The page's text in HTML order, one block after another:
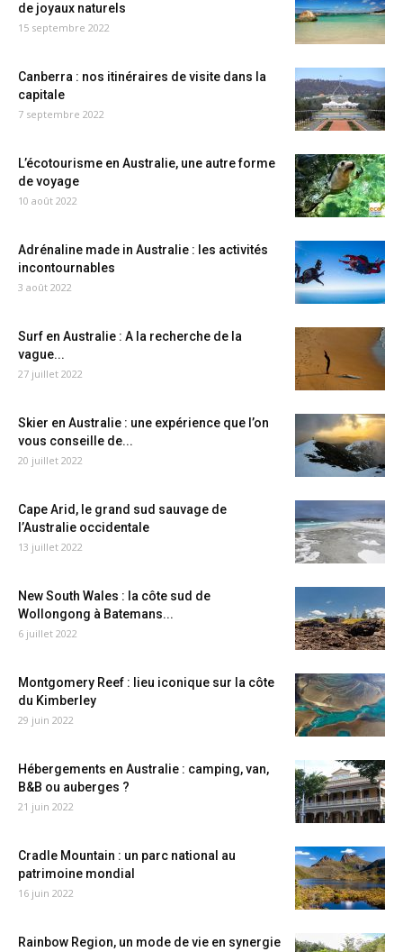
de joyaux naturels
15 septembre 2022
Canberra : nos itinéraires de visite dans la
capitale
7 septembre 2022
L’écotourisme en Australie, une autre forme
de voyage
10 août 2022
Adrénaline made in Australie : les activités
incontournables
3 août 2022
Surf en Australie : A la recherche de la
vague...
27 juillet 2022
Skier en Australie : une expérience que l’on
vous conseille de...
20 juillet 2022
Cape Arid, le grand sud sauvage de
l’Australie occidentale
13 juillet 2022
New South Wales : la côte sud de
Wollongong à Batemans...
6 juillet 2022
Montgomery Reef : lieu iconique sur la côte
du Kimberley
29 juin 2022
Hébergements en Australie : camping, van,
B&B ou auberges ?
21 juin 2022
Cradle Mountain : un parc national au
patrimoine mondial
16 juin 2022
Rainbow Region, un mode de vie en synergie